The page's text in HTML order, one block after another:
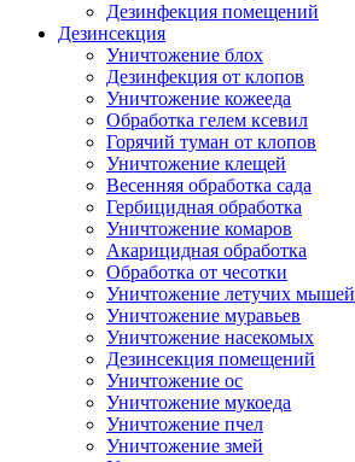
Дезинфекция помещений
Дезинсекция
Уничтожение блох
Дезинфекция от клопов
Уничтожение кожееда
Обработка гелем ксевил
Горячий туман от клопов
Уничтожение клещей
Весенняя обработка сада
Гербицидная обработка
Уничтожение комаров
Акарицидная обработка
Обработка от чесотки
Уничтожение летучих мышей
Уничтожение муравьев
Уничтожение насекомых
Дезинсекция помещений
Уничтожение ос
Уничтожение мукоеда
Уничтожение пчел
Уничтожение змей